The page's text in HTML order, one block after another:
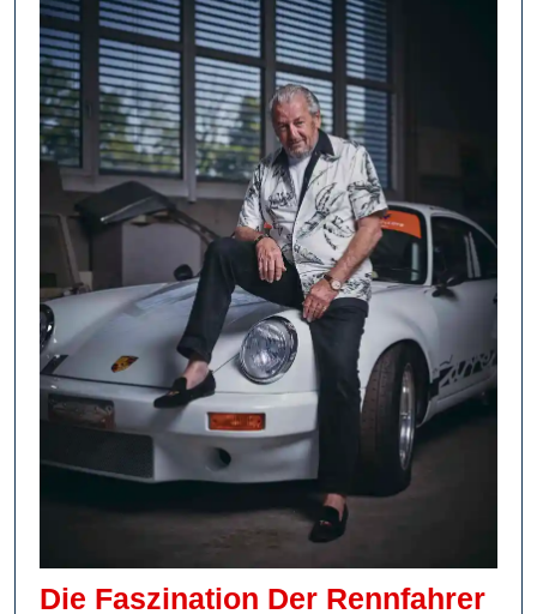
Die Faszination Der Rennfahrer